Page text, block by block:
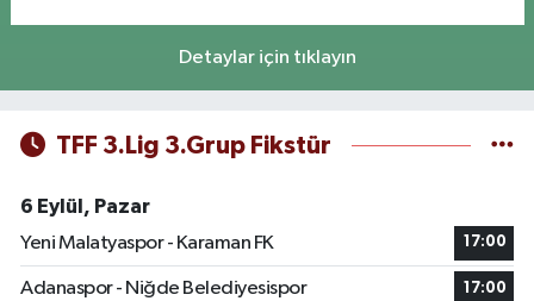
Detaylar için tıklayın
TFF 3.Lig 3.Grup Fikstür
6 Eylül, Pazar
Yeni Malatyaspor - Karaman FK
17:00
Adanaspor - Niğde Belediyesispor 17:00